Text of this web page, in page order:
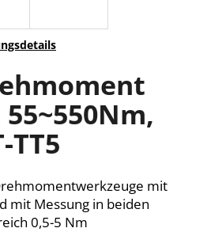
TT5
mit
mit Messung in beiden
0,5-5 Nm